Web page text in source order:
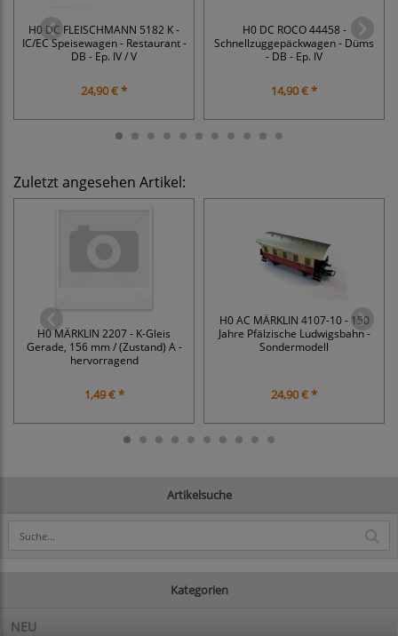
Artikelsuche
Kategorien
NEU
H0 DC FLEISCHMANN 5182 K -
IC/EC Speisewagen - Restaurant -
DB - Ep. IV / V
24,90 € *
H0 DC ROCO 44458 -
Schnellzuggepäckwagen - Düms
- DB - Ep. IV
14,90 € *
Zuletzt angesehen Artikel:
H0 MÄRKLIN 2207 - K-Gleis
Gerade, 156 mm / (Zustand) A -
hervorragend
1,49 € *
H0 AC MÄRKLIN 4107-10 - 150
Jahre Pfälzische Ludwigsbahn -
Sondermodell
24,90 € *